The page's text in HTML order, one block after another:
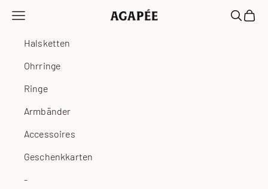
Agapée
Navigationsmenü öffnen Suche
Halsketten
Ohrringe
Ringe
Armbänder
Accessoires
Geschenkkarten
-